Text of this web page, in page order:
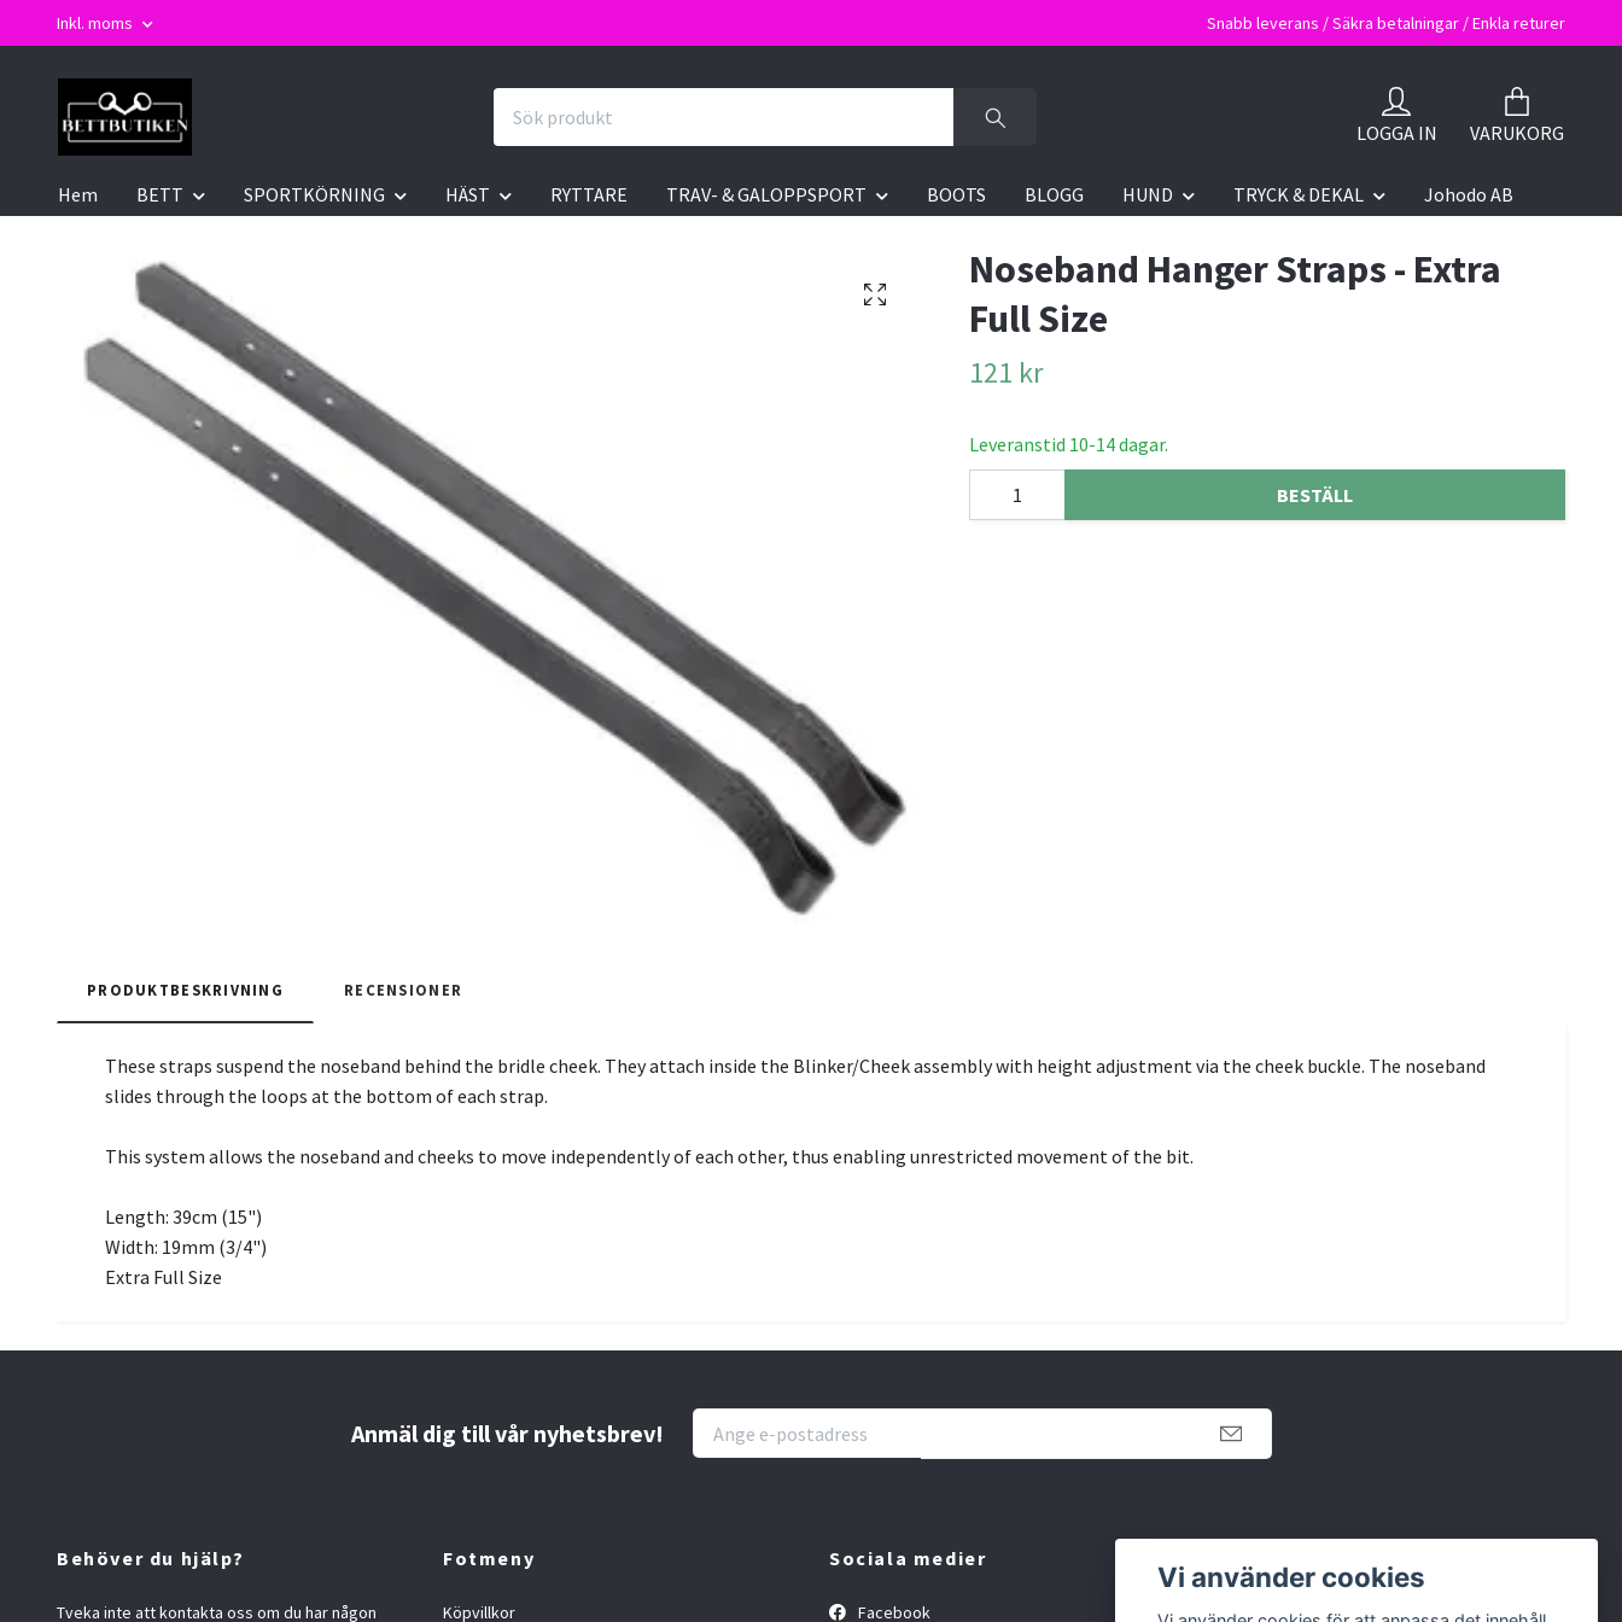
Inkl. moms Snabb leverans / Säkra betalningar / Enkla returer
LOGGA IN VARUKORG
Hem BETT SPORTKÖRNING HÄST RYTTARE TRAV- & GALOPPSPORT BOOTS BLOGG HUND TRYCK & DEKAL Johodo AB
Noseband Hanger Straps - Extra
Full Size
121 kr
Leveranstid 10-14 dagar.
BESTÄLL
PRODUKTBESKRIVNING RECENSIONER
These straps suspend the noseband behind the bridle cheek. They attach inside the Blinker/Cheek assembly with height adjustment via the cheek buckle. The noseband
slides through the loops at the bottom of each strap.
This system allows the noseband and cheeks to move independently of each other, thus enabling unrestricted movement of the bit.
Length: 39cm (15")
Width: 19mm (3/4")
Extra Full Size
Anmäl dig till vår nyhetsbrev!
Behöver du hjälp?
Tveka inte att kontakta oss om du har någon
Fotmeny
Köpvillkor
Sociala medier
Facebook Köpvillkor
Vi använder cookies